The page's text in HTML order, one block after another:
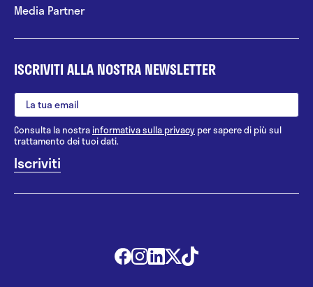
Media Partner
ISCRIVITI ALLA NOSTRA NEWSLETTER
Consulta la nostrainformativa sulla privacy per sapere di più sul
trattamento dei tuoi dati.